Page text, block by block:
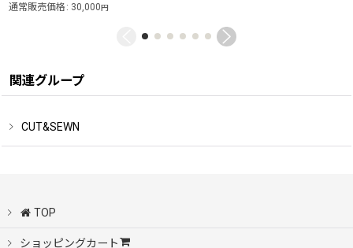
通常販売価格 : 30,000円
関連グループ
CUT&SEWN
TOP
ショッピングカート